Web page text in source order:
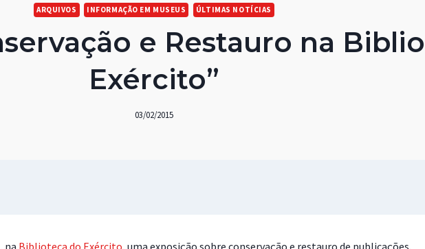
ARQUIVOS INFORMAÇÃO EM MUSEUS ÚLTIMAS NOTÍCIAS
e Restauro na
Exército”
03/02/2015
, na Biblioteca do Exército, uma exposição sobre conservação e restauro de publicações.